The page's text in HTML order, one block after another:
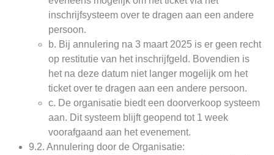
inschrijfsysteem over te dragen aan een andere
persoon.
b. Bij annulering na 3 maart 2025 is er geen recht
op restitutie van het inschrijfgeld. Bovendien is
het na deze datum niet langer mogelijk om het
ticket over te dragen aan een andere persoon.
c. De organisatie biedt een doorverkoop systeem
aan. Dit systeem blijft geopend tot 1 week
voorafgaand aan het evenement.
9.2. Annulering door de Organisatie: